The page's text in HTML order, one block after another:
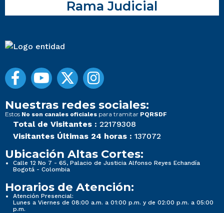
Rama Judicial
Nuestras redes sociales:
Estos No son canales oficiales para tramitar PQRSDF
Total de Visitantes : 22179308
Visitantes Últimas 24 horas : 137072
Ubicación Altas Cortes:
Calle 12 No 7 - 65, Palacio de Justicia Alfonso Reyes Echandía
Bogotá - Colombia
Horarios de Atención:
Atención Presencial:
Lunes a Viernes de 08:00 a.m. a 01:00 p.m. y de 02:00 p.m. a 05:00
p.m.